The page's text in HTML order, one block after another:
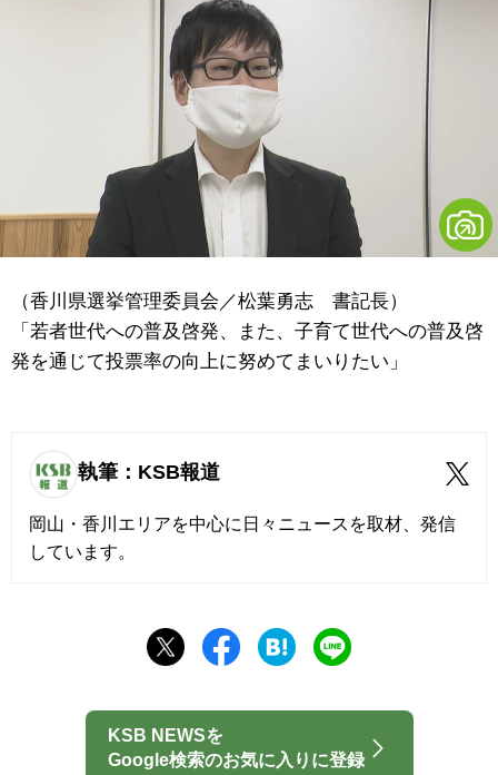
（香川県選挙管理委員会／松葉勇志 書記長）
「若者世代への普及啓発、また、子育て世代への普及啓
発を通じて投票率の向上に努めてまいりたい」
執筆：KSB報道
岡山・香川エリアを中心に日々ニュースを取材、発信
しています。
KSB NEWSを
Google検索のお気に入りに登録